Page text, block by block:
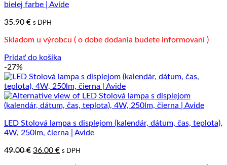
bielej farbe | Avide
35.90 € s DPH
Skladom u výrobcu ( o dobe dodania budete informovaní )
Pridať do košíka
-27%
LED Stolová lampa s displejom (kalendár, dátum, čas, teplota),
4W, 250lm, čierna | Avide
49.00€ Pôvodná
36.00 €Aktuálna
s DPH